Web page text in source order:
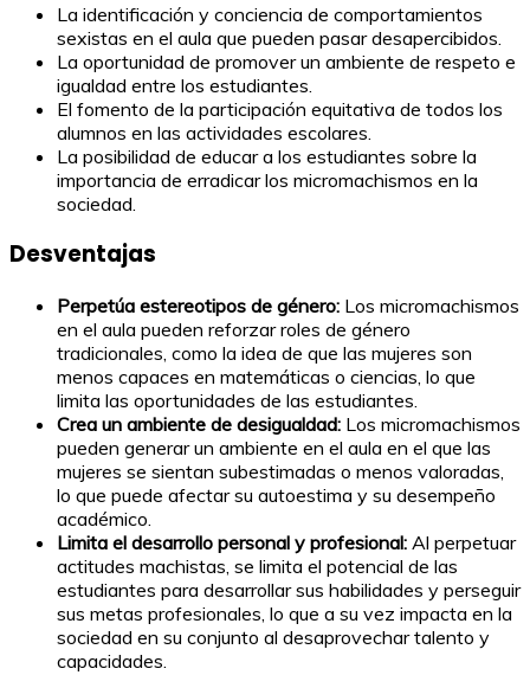
La identificación y conciencia de comportamientos
sexistas en el aula que pueden pasar desapercibidos.
La oportunidad de promover un ambiente de respeto e
igualdad entre los estudiantes.
El fomento de la participación equitativa de todos los
alumnos en las actividades escolares.
La posibilidad de educar a los estudiantes sobre la
importancia de erradicar los micromachismos en la
sociedad.
Desventajas
Perpetúa estereotipos de género: Los micromachismos
en el aula pueden reforzar roles de género
tradicionales, como la idea de que las mujeres son
menos capaces en matemáticas o ciencias, lo que
limita las oportunidades de las estudiantes.
Crea un ambiente de desigualdad: Los micromachismos
pueden generar un ambiente en el aula en el que las
mujeres se sientan subestimadas o menos valoradas,
lo que puede afectar su autoestima y su desempeño
académico.
Limita el desarrollo personal y profesional: Al perpetuar
actitudes machistas, se limita el potencial de las
estudiantes para desarrollar sus habilidades y perseguir
sus metas profesionales, lo que a su vez impacta en la
sociedad en su conjunto al desaprovechar talento y
capacidades.